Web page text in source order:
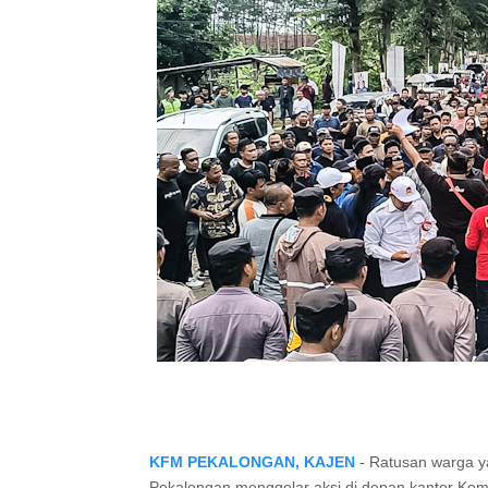
KFM PEKALONGAN, KAJEN - Ratusan warga